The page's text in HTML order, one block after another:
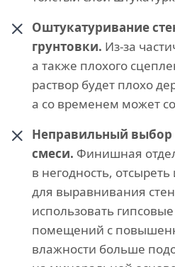
Оштукатуривание
грунтовки. Из-за
а также плохого
раствор будет плохо
а со временем может
Неправильный
смеси. Финишная
в негодность,
для выравнивания
использовать
помещений с
влажности больше